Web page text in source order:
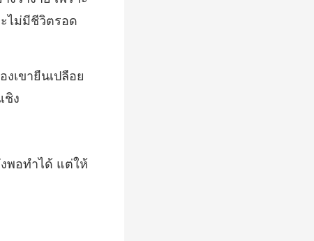
เขายืนเปลือย
งพอท